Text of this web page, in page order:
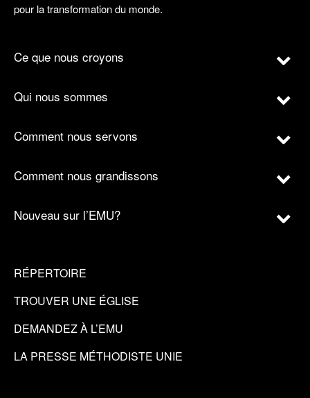
pour la transformation du monde.
Ce que nous croyons
Qui nous sommes
Comment nous servons
Comment nous grandissons
Nouveau sur l’EMU?
RÉPERTOIRE
TROUVER UNE ÉGLISE
DEMANDEZ À L’EMU
LA PRESSE MÉTHODISTE UNIE